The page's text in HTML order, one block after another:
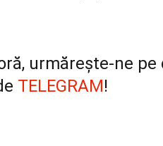
urmărește-ne pe
TELEGRAM!